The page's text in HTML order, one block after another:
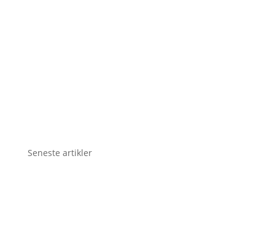
Seneste artikler